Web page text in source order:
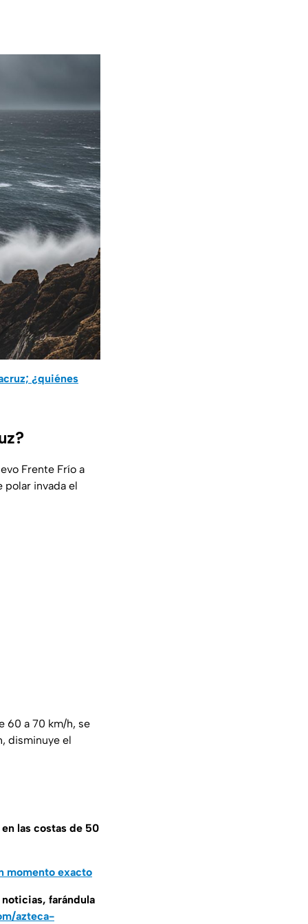
¿quiénes
Frente Frío a
polar invada el
60 a 70 km/h, se
disminuye el
las costas de 50
momento exacto
farándula
azteca-